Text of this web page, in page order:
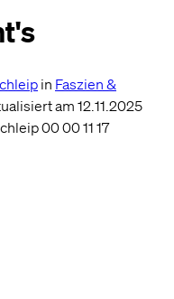
in Faszien &
am 12.11.2025